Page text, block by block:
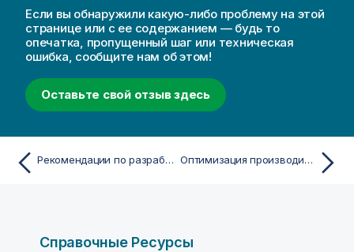
о
р
м
а
ц
и
и
Если вы обнаружили какую-либо проблему на этой
странице или с ее содержанием — будь то
опечатка, пропущенный шаг или техническая
ошибка, сообщите нам об этом!
Оставьте свой отзыв здесь
Рекомендации по разработке доступных приложений Оптимизация производительности приложения
Справочные Ресурсы